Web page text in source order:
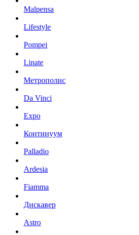
Malpensa
Lifestyle
Pompei
Linate
Метрополис
Da Vinci
Expo
Континуум
Palladio
Ardesia
Fiamma
Дискавер
Astro